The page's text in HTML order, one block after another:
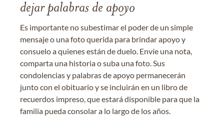
dejar palabras de apoyo
Es importante no subestimar el poder de un simple
mensaje o una foto querida para brindar apoyo y
consuelo a quienes están de duelo. Envíe una nota,
comparta una historia o suba una foto. Sus
condolencias y palabras de apoyo permanecerán
junto con el obituario y se incluirán en un libro de
recuerdos impreso, que estará disponible para que la
familia pueda consolar a lo largo de los años.